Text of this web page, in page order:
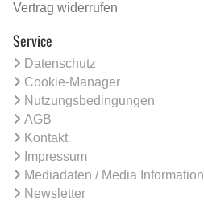
Vertrag widerrufen
Service
Datenschutz
Cookie-Manager
Nutzungsbedingungen
AGB
Kontakt
Impressum
Mediadaten / Media Information
Newsletter